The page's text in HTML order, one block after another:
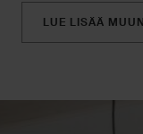
LUE LISÄÄ